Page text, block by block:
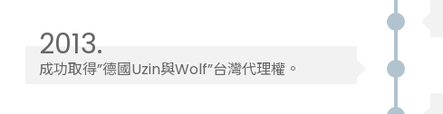
2013.
成功取得”德國Uzin與Wolf”台灣代理權。